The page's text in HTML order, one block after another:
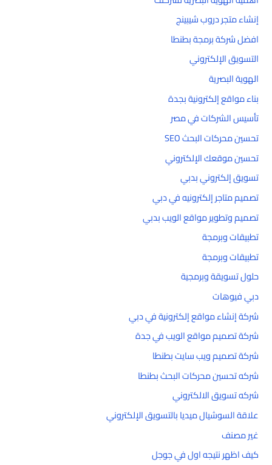
إنشاء متجر دروب شيبينج
افضل شركة برمجة بطنطا
التسويق الإلكتروني
الهوية البصرية
بناء مواقع إلكترونية بجدة
تأسيس الشركات في مصر
تحسين محركات البحث SEO
تحسين موقعك الإلكتروني
تسويق إلكتروني بدبي
تصميم متاجر إلكترونيه في دبي
تصميم وتطوير مواقع الويب بدبي
تطبيقات وبرمجة
تطبيقات وبرمجة
حلول تسويقة وبرمجية
دبي فيوهات
شركة إنشاء مواقع إلكترونية في دبي
شركة تصميم مواقع الويب في جدة
شركة تصميم ويب سايت بطنطا
شركه تحسين محركات البحث بطنطا
شركه تسويق الالكتروني
علاقة السوشيال ميديا بالتسويق الإلكتروني
غير مصنف
كيف اظهر نتيجه اول في جوجل